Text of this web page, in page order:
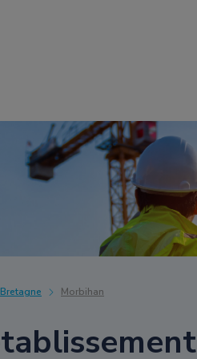
Bretagne Morbihan